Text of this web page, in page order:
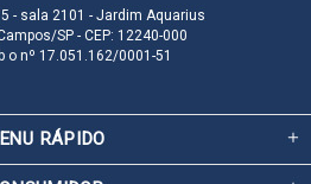
- sala 2101 - Jardim Aquarius
SP - CEP: 12240-000
o nº 17.051.162/0001-51
RÁPIDO